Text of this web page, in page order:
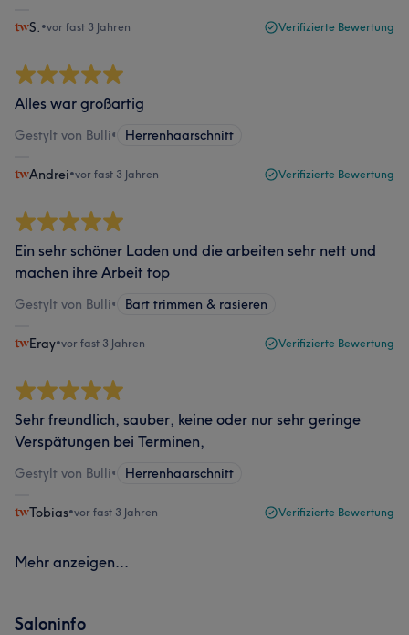
S. •vor fast 3 Jahren Verifizierte Bewertung
Alles war großartig
Gestylt von Bulli• Herrenhaarschnitt
Andrei•vor fast 3 Jahren Verifizierte Bewertung
Ein sehr schöner Laden und die arbeiten sehr nett und
machen ihre Arbeit top
Gestylt von Bulli• Bart trimmen & rasieren
Eray•vor fast 3 Jahren Verifizierte Bewertung
Sehr freundlich, sauber, keine oder nur sehr geringe
Verspätungen bei Terminen,
Gestylt von Bulli• Herrenhaarschnitt
Tobias•vor fast 3 Jahren Verifizierte Bewertung
Mehr anzeigen...
Saloninfo